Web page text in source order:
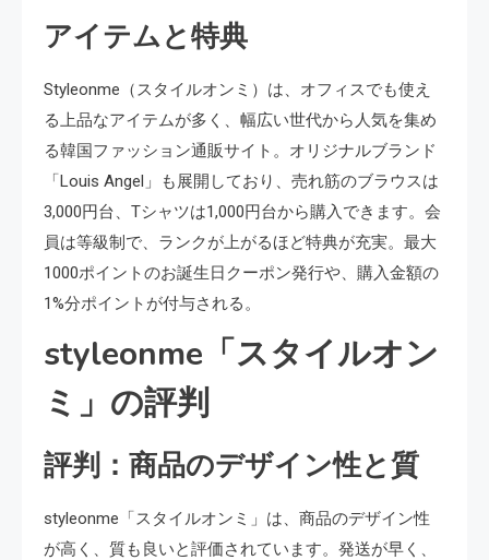
アイテムと特典
Styleonme（スタイルオンミ）は、オフィスでも使え
る上品なアイテムが多く、幅広い世代から人気を集め
る韓国ファッション通販サイト。オリジナルブランド
「Louis Angel」も展開しており、売れ筋のブラウスは
3,000円台、Tシャツは1,000円台から購入できます。会
員は等級制で、ランクが上がるほど特典が充実。最大
1000ポイントのお誕生日クーポン発行や、購入金額の
1%分ポイントが付与される。
styleonme「スタイルオン
ミ」の評判
評判：商品のデザイン性と質
styleonme「スタイルオンミ」は、商品のデザイン性
が高く、質も良いと評価されています。発送が早く、